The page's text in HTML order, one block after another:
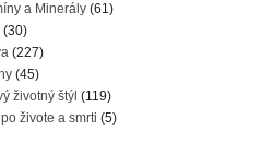
a Minerály (61)
(30)
(227)
(45)
životný štýl (119)
živote a smrti (5)